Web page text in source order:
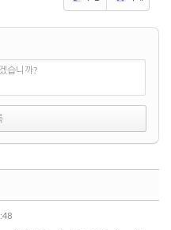
습니까?